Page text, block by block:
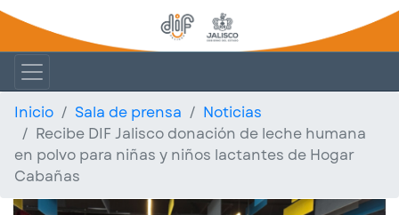
Inicio Sala de prensa
Noticias
Recibe DIF Jalisco donación de leche humana
en polvo para niñas y niños lactantes de Hogar
Cabañas